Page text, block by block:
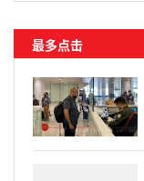
最多点击